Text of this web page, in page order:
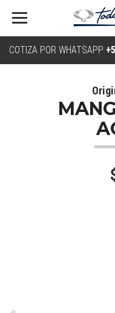
COTIZA POR WHATSAPP